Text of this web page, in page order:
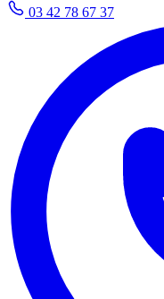
03 42 78 67 37